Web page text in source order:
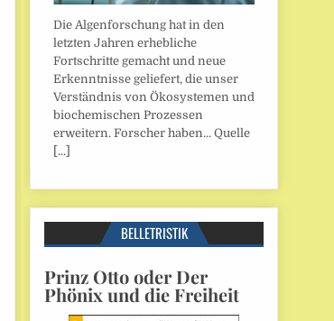
Die Algenforschung hat in den
letzten Jahren erhebliche
Fortschritte gemacht und neue
Erkenntnisse geliefert, die unser
Verständnis von Ökosystemen und
biochemischen Prozessen
erweitern. Forscher haben... Quelle
[...]
BELLETRISTIK
Prinz Otto oder Der
Phönix und die Freiheit